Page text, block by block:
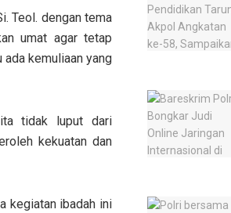
Teol. dengan tema
umat agar tetap
kemuliaan yang
tidak luput dari
kekuatan dan
kegiatan ibadah ini